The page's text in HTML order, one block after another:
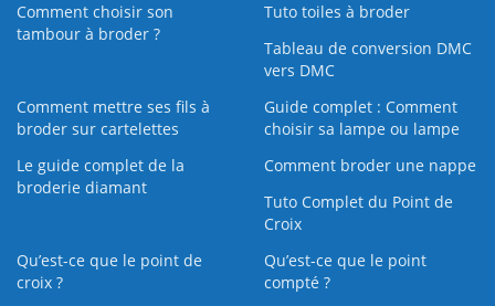
Comment choisir son
tambour à broder ?
Tuto toiles à broder
Tableau de conversion DMC
vers DMC
Comment mettre ses fils à
broder sur cartelettes
Guide complet : Comment
choisir sa lampe ou lampe
Le guide complet de la
broderie diamant
Comment broder une nappe
Tuto Complet du Point de
Croix
Qu’est-ce que le point de
croix ?
Qu’est-ce que le point
compté ?